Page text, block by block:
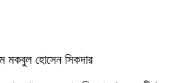
মকবুল হোসেন সিকদার